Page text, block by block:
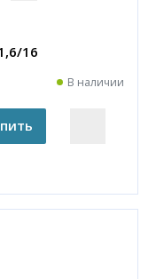
16
В наличии